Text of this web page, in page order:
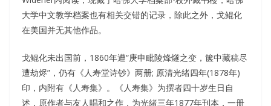
大学中文教学档案也有相关交错的记录，除此之外，戈鲲化
在美国并无其他作品。
戈鲲化未出国前，1860年遭“庚申毗陵烽燧之变，箧中藏稿尽
遭劫烬”，仍有《人寿堂诗钞》两册; 原清光绪四年(1878年)
印，内附有《人寿集》。《人寿集》为撰者四十岁生日自
述，原作者与友人唱和之作，为光绪三年1877年刊本，一册